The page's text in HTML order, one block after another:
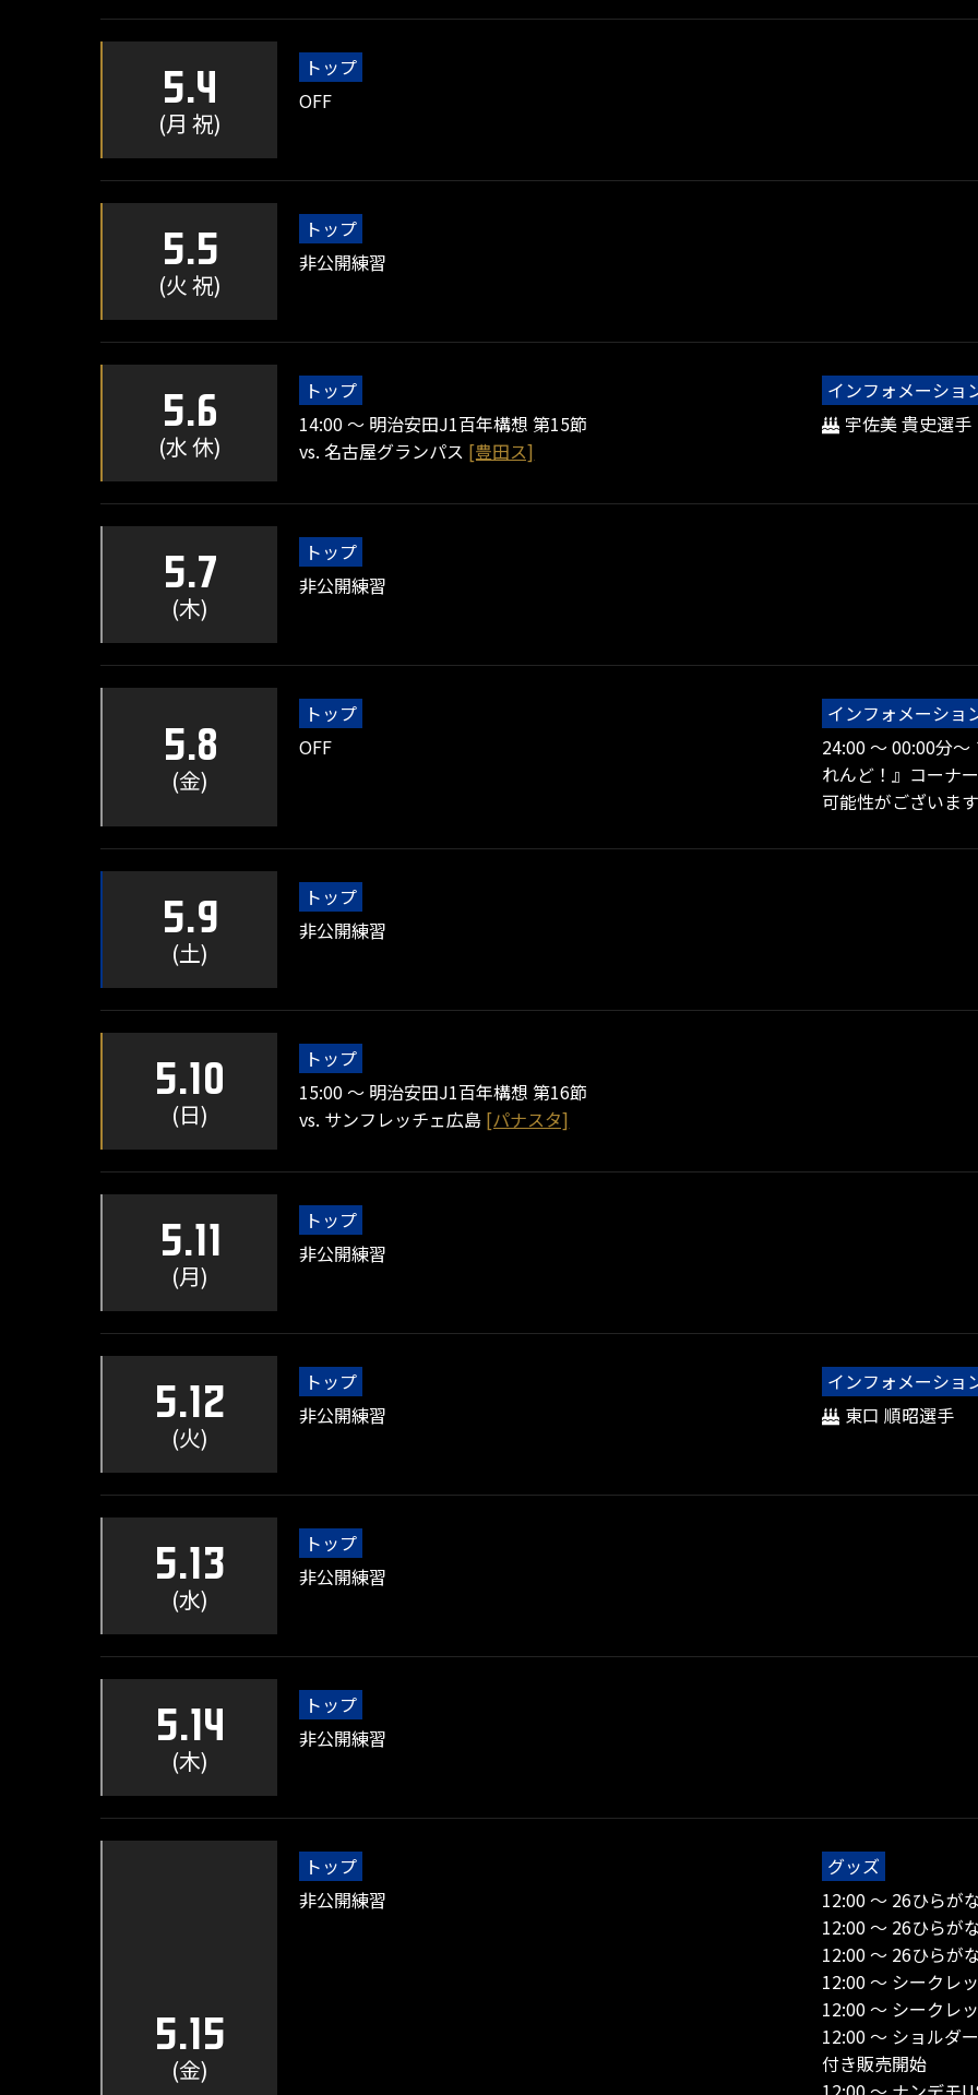
5.4
(月 祝)
トップ
OFF
5.5
(火 祝)
トップ
非公開練習
5.6
(水 休)
トップ
14:00 ～ 明治安田J1百年構想 第15節
vs. 名古屋グランパス [豊田ス]
インフォメーショ
宇佐美 貴史選手
5.7
(木)
トップ
非公開練習
5.8
(金)
トップ
OFF
インフォメーショ
24:00 ～ 00:00分
れんど！』コーナ
可能性がござい
5.9
(土)
トップ
非公開練習
5.10
(日)
トップ
15:00 ～ 明治安田J1百年構想 第16節
vs. サンフレッチェ広島 [パナスタ]
5.11
(月)
トップ
非公開練習
5.12
(火)
トップ
非公開練習
インフォメーショ
東口 順昭選手
5.13
(水)
トップ
非公開練習
5.14
(木)
トップ
非公開練習
5.15
(金)
トップ
非公開練習
グッズ
12:00 ～ 26ひらが
12:00 ～ 26ひらが
12:00 ～ 26ひらが
12:00 ～ シークレ
12:00 ～ シークレ
12:00 ～ ショルダ
付き販売開始